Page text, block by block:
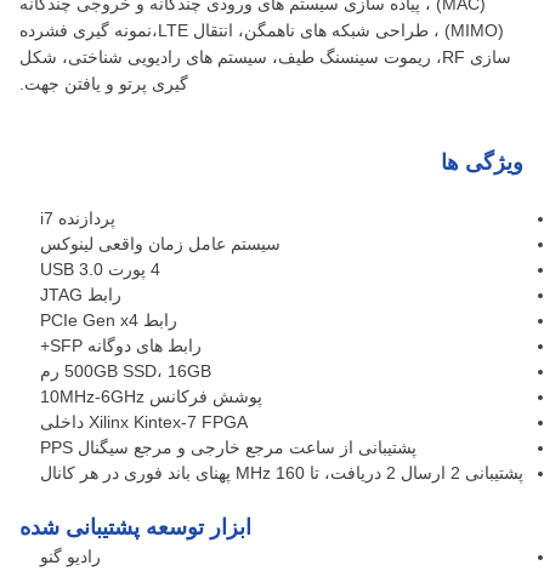
(MIMO) ، طراحی شبکه های ناهمگن، انتقال LTE،نمونه گیری فشرده
سازی RF، ریموت سینسنگ طیف، سیستم های رادیویی شناختی، شکل
گیری پرتو و یافتن جهت.
ویژگی ها
پردازنده i7
سیستم عامل زمان واقعی لینوکس
4 پورت USB 3.0
رابط JTAG
رابط PCIe Gen x4
رابط های دوگانه SFP+
500GB SSD، 16GB رم
پوشش فرکانس 10MHz-6GHz
Xilinx Kintex-7 FPGA داخلی
پشتیبانی از ساعت مرجع خارجی و مرجع سیگنال PPS
پشتیبانی 2 ارسال 2 دریافت، تا 160 MHz پهنای باند فوری در هر کانال
ابزار توسعه پشتیبانی شده
رادیو گنو